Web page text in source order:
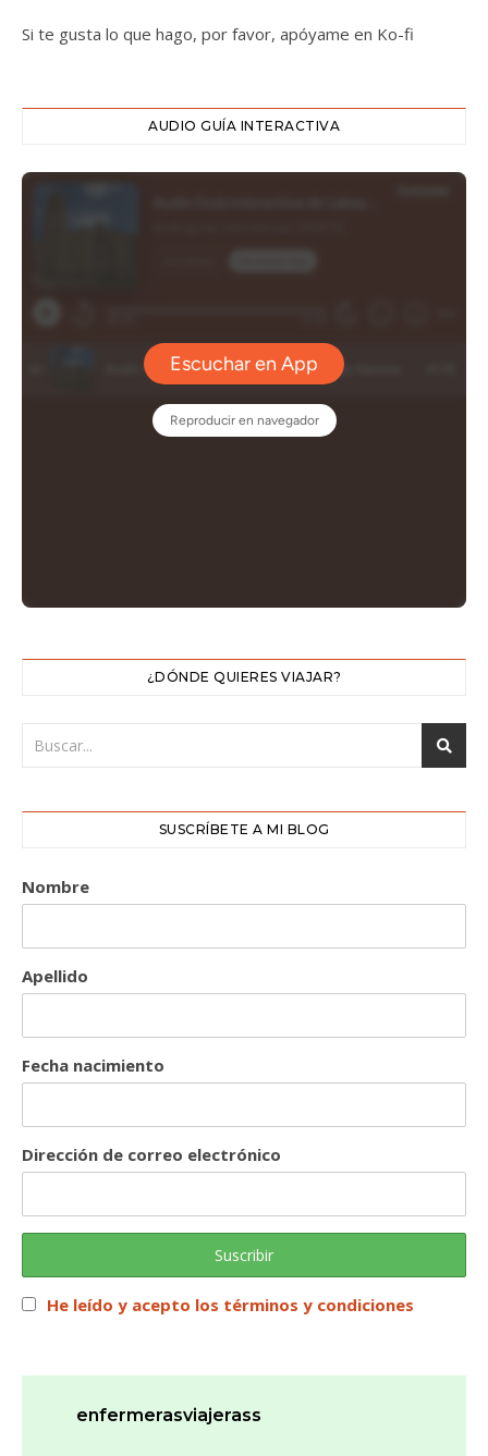
Si te gusta lo que hago, por favor, apóyame en Ko-fi
AUDIO GUÍA INTERACTIVA
¿DÓNDE QUIERES VIAJAR?
SUSCRÍBETE A MI BLOG
Nombre
Apellido
Fecha nacimiento
Dirección de correo electrónico
He leído y acepto los términos y condiciones
enfermerasviajerass